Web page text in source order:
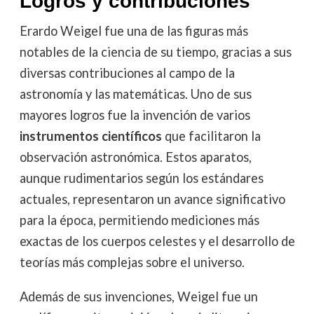
Erardo Weigel fue una de las figuras más
notables de la ciencia de su tiempo, gracias a sus
diversas contribuciones al campo de la
astronomía y las matemáticas. Uno de sus
mayores logros fue la invención de varios
instrumentos científicos que facilitaron la
observación astronómica. Estos aparatos,
aunque rudimentarios según los estándares
actuales, representaron un avance significativo
para la época, permitiendo mediciones más
exactas de los cuerpos celestes y el desarrollo de
teorías más complejas sobre el universo.
Además de sus invenciones, Weigel fue un